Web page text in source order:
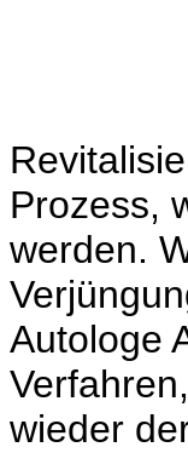
Prozess,
werden.
Autologe
wieder